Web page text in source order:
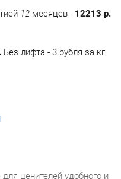
форму
изящная ручка и
вчерном и белом